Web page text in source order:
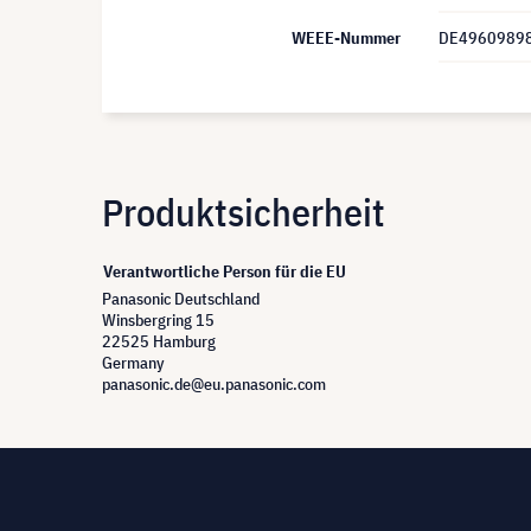
WEEE-Nummer
Produktsicherheit
Verantwortliche Person für die EU
Panasonic Deutschland
Winsbergring 15
22525 Hamburg
Germany
panasonic.de@eu.panasonic.com